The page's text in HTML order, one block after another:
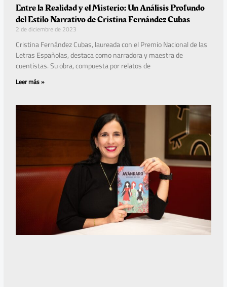
Entre la Realidad y el Misterio: Un Análisis Profundo
del Estilo Narrativo de Cristina Fernández Cubas
2 de diciembre de 2023
Cristina Fernández Cubas, laureada con el Premio Nacional de las
Letras Españolas, destaca como narradora y maestra de
cuentistas. Su obra, compuesta por relatos de
Leer más »